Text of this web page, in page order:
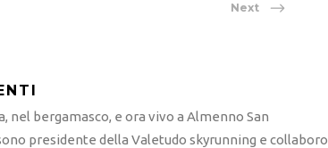
Next
nel bergamasco, e ora vivo a Almenno San
presidente della Valetudo skyrunning e collaboro